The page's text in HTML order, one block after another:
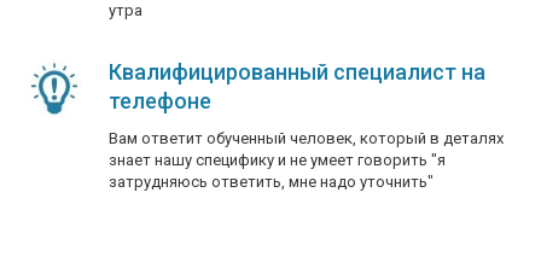
утра
Квалифицированный специалист на
телефоне
Вам ответит обученный человек, который в деталях
знает нашу специфику и не умеет говорить "я
затрудняюсь ответить, мне надо уточнить"